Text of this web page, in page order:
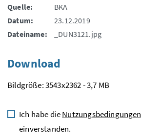
Quelle:
BKA
Datum:
23.12.2019
Dateiname:
_DUN3121.jpg
Download
Bildgröße: 3543x2362 - 3,7 MB
Ich habe dieNutzungsbedingungen
einverstanden.